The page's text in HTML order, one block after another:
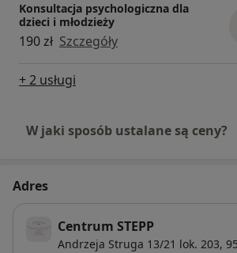
Konsultacja psychologiczna dla
dzieci i młodzieży
190 zł Szczegóły
+ 2 usługi
W jaki sposób ustalane są ceny?
Adres
Centrum STEPP
Andrzeja Struga 13/21 lok. 203,